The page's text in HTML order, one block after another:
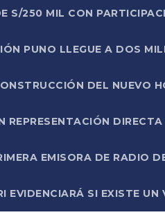
S/250 MIL CON
PUNO LLEGUE A DOS
DEL NUEVO
EMISORA DE RADIO
SI EXISTE UN